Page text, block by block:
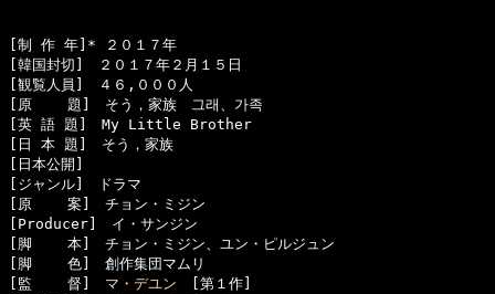
[制 作 年]* ２０１７年
[韓国封切]　２０１７年２月１５日
[観覧人員]　４６,０００人
[原    題]　そう，家族　그래、가족
[英 語 題]　My Little Brother
[日 本 題]　そう，家族
[日本公開]
[ジャンル]　ドラマ
[原    案]　チョン・ミジン
[Producer]　イ・サンジン
[脚    本]　チョン・ミジン、ユン・ピルジュン
[脚    色]　創作集団マムリ
[監    督] マ・デユン [第１作]